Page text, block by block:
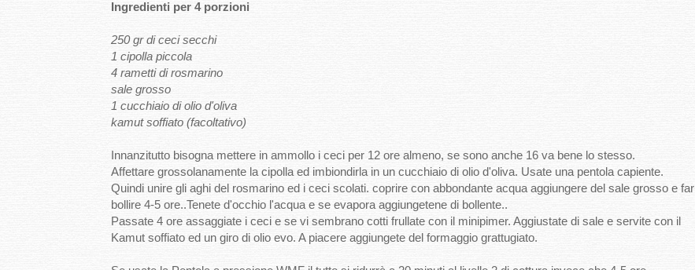
Ingredienti per 4 porzioni
250 gr di ceci secchi
1 cipolla piccola
4 rametti di rosmarino
sale grosso
1 cucchiaio di olio d'oliva
kamut soffiato (facoltativo)
Innanzitutto bisogna mettere in ammollo i ceci per 12 ore almeno, se sono anche 16 va bene lo stesso.
Affettare grossolanamente la cipolla ed imbiondirla in un cucchiaio di olio d'oliva. Usate una pentola capiente.
Quindi unire gli aghi del rosmarino ed i ceci scolati. coprire con abbondante acqua aggiungere del sale grosso e far
bollire 4-5 ore..Tenete d'occhio l'acqua e se evapora aggiungetene di bollente..
Passate 4 ore assaggiate i ceci e se vi sembrano cotti frullate con il minipimer. Aggiustate di sale e servite con il
Kamut soffiato ed un giro di olio evo. A piacere aggiungete del formaggio grattugiato.